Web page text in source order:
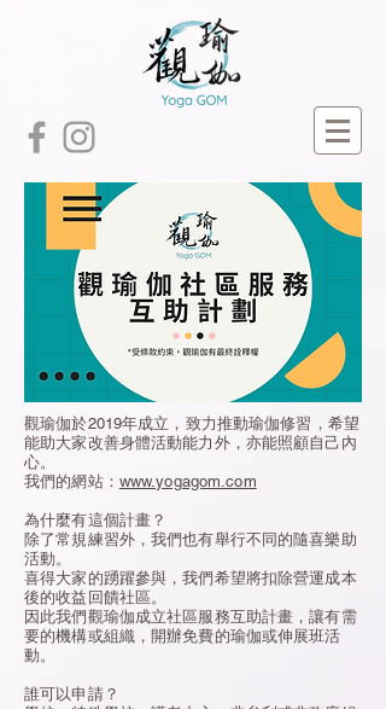
觀瑜伽於2019年成立，致力推動瑜伽修習，希望
能助大家改善身體活動能力外，亦能照顧自己內
心。
我們的網站： www.yogagom.com
為什麼有這個計畫？
除了常規練習外，我們也有舉行不同的隨喜樂助
活動。
喜得大家的踴躍參與，我們希望將扣除營運成本
後的收益回饋社區。
因此我們觀瑜伽成立社區服務互助計畫，讓有需
要的機構或組織，開辦免費的瑜伽或伸展班活
動。
誰可以申請？